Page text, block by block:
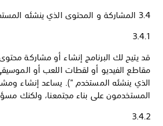
3.4 المشاركة و المحتوى الذي ينشئه المستخدم
3.4.1
قد يتيح لك البرنامج إنشاء أو مشاركة
مقاطع الفيديو أو لقطات اللعب أو
الذي ينشئه المستخدم "). يساعد إنشاء
المستخدمون على بناء مجتمعنا، ولكنك
3.4.2